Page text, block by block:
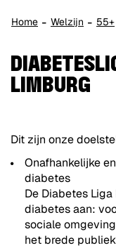
Home Welzijn 55+
LIMBURG
Dit zijn onze
Onafhankelijke
diabetes
De Diabetes
diabetes aan:
sociale
het brede